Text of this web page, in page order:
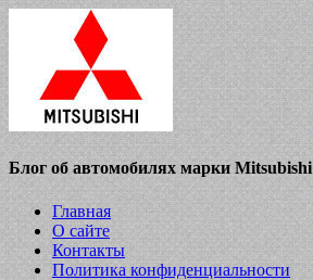
Блог об автомобилях марки Mitsubishi
Главная
О сайте
Контакты
Политика конфиденциальности